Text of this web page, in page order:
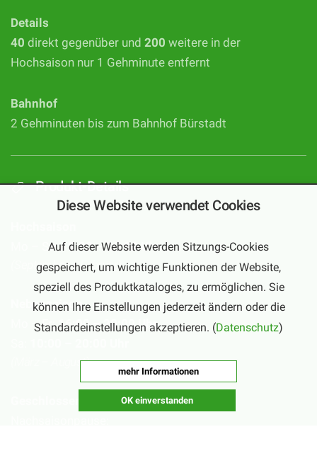
Details
40 direkt gegenüber und 200 weitere in der
Hochsaison nur 1 Gehminute entfernt
Bahnhof
2 Gehminuten bis zum Bahnhof Bürstadt
Produkt-Details
Mo – Sa:10:00 – 20:00 Uhr
(September – Februar)
Nebensaison
Mo – Fr:16:00 – 20:00 Uhr
(März – August)
Diese Website verwendet Cookies
Auf dieser Website werden Sitzungs-Cookies
gespeichert, um wichtige Funktionen der Website,
speziell des Produktkataloges, zu ermöglichen. Sie
können Ihre Einstellungen jederzeit ändern oder die
Standardeinstellungen akzeptieren. (Datenschutz)
mehr Informationen
OK einverstanden